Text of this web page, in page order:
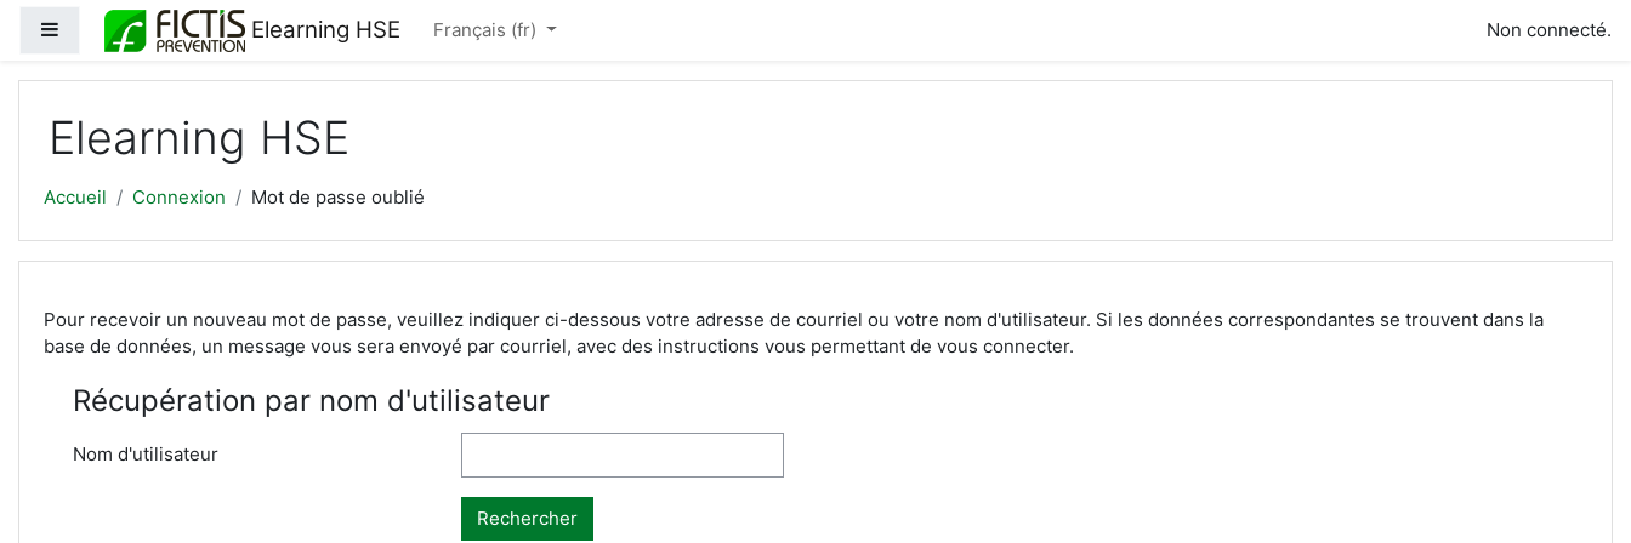
Passer au contenu principal
Panneau latéral Elearning HSE Français ‎(fr)‎ Non connecté.
Elearning HSE
Accueil Connexion Mot de passe oublié
Pour recevoir un nouveau mot de passe, veuillez indiquer ci-dessous votre adresse de courriel ou votre nom d'utilisateur. Si les données correspondantes se trouvent dans la
base de données, un message vous sera envoyé par courriel, avec des instructions vous permettant de vous connecter.
Récupération par nom d'utilisateur
Nom d'utilisateur